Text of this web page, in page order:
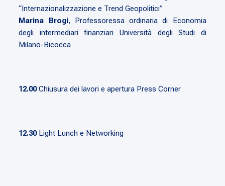
“Internazionalizzazione e Trend Geopolitici”
Marina Brogi, Professoressa ordinaria di Economia
degli intermediari finanziari Università degli Studi di
Milano-Bicocca
12.00Chiusura dei lavori e apertura Press Corner
12.30Light Lunch e Networking